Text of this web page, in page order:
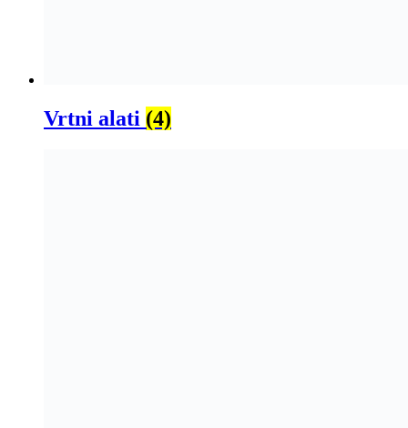
Vrtni alati (4)